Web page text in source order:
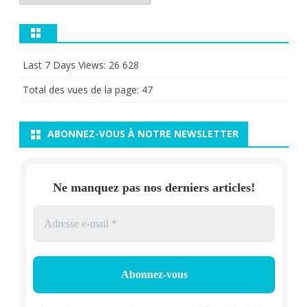
Last 7 Days Views: 26 628
Total des vues de la page: 47
ABONNEZ-VOUS À NOTRE NEWSLETTER
Ne manquez pas nos derniers articles!